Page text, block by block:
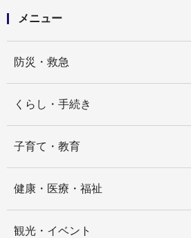
メニュー
防災・救急
くらし・手続き
子育て・教育
健康・医療・福祉
観光・イベント